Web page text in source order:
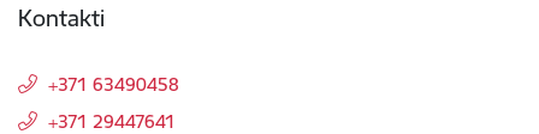
Kontakti
+371 63490458
+371 29447641